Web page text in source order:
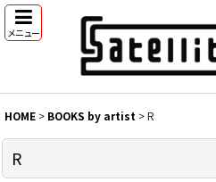
メニュー
HOME > BOOKS by artist >R
R